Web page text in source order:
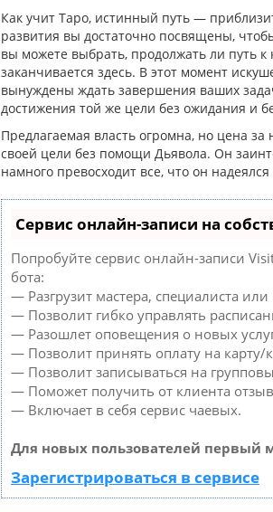
Как учит Таро, истинный путь —
развития вы достаточно посвящены,
вы можете выбрать, продолжать ли путь
заканчивается здесь. В этот момент
вынуждены ждать завершения ваших
достижения той же цели без ожидания и
Предлагаемая власть огромна, но цена
своей цели без помощи Дьявола. Он
намного превосходит все, что он
Сервис онлайн-записи на
Попробуйте сервис онлайн-записи
бота:
— Разгрузит мастера, специалиста
— Позволит гибко управлять
— Разошлет оповещения о новых
— Позволит принять оплату на карту/
— Позволит записываться на
— Поможет получить от клиента
— Включает в себя сервис чаевых.
Для новых пользователей первый
Зарегистрироваться в сервисе